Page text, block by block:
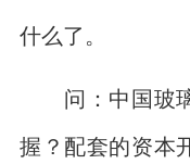
什么了。
问：中国玻璃
握？配套的资本